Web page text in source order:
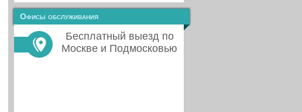
Офисы обслуживания
Бесплатный выезд по
Москве и Подмосковью